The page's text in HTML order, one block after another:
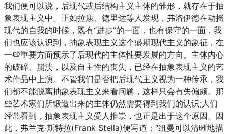
我们便可以说，后现代或后结构主义主体的雏形，就存在于抽
象表现主义中。正如拉康、德里达等人发现，弗洛伊德在动摇
现代的自我的时候，既有“进步”的一面，也有保守的一面，我
们也应该认识到，抽象表现主义这个盛期现代主义的象征，在
一些重要方面预示了后现代的主体性要发展的方向。主体内心
的破碎、崩溃，以及自主性的丧失，已经在抽象表现主义的艺
术作品中上演。不管我们是否把后现代主义视为一种传承，我
们都不能脱离抽象表现主义来看问题，这样只会有失偏颇。那
些艺术家们所锻造出来的主体仍然需要得到我们的认识;人们
经常看到，抽象表现主义受人推崇，也正是出于这个原因。因
此，弗兰克·斯特拉(Frank Stella)便写道：“纽曼可以清晰地描